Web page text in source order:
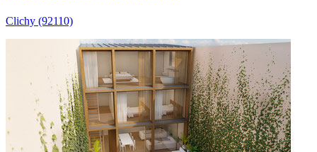
Clichy (92110)